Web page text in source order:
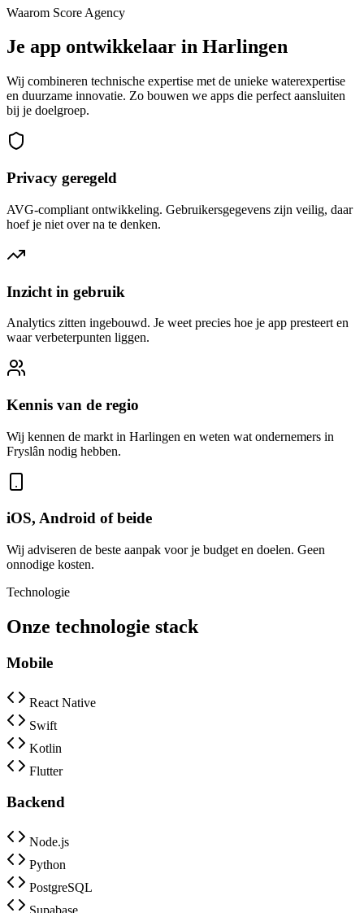
Waarom Score Agency
Je app ontwikkelaar in Harlingen
Wij combineren technische expertise met de unieke waterexpertise
en duurzame innovatie. Zo bouwen we apps die perfect aansluiten
bij je doelgroep.
Privacy geregeld
AVG-compliant ontwikkeling. Gebruikersgegevens zijn veilig, daar
hoef je niet over na te denken.
Inzicht in gebruik
Analytics zitten ingebouwd. Je weet precies hoe je app presteert en
waar verbeterpunten liggen.
Kennis van de regio
Wij kennen de markt in Harlingen en weten wat ondernemers in
Fryslân nodig hebben.
iOS, Android of beide
Wij adviseren de beste aanpak voor je budget en doelen. Geen
onnodige kosten.
Technologie
Onze technologie stack
Mobile
React Native
Swift
Kotlin
Flutter
Backend
Node.js
Python
PostgreSQL
Supabase